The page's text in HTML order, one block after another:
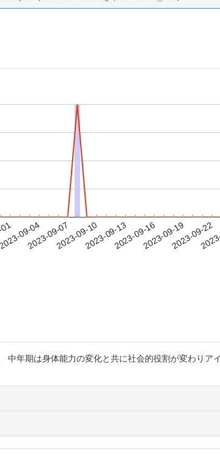
09-04
2023-09-072023-09-102023-09-132023-09-162023-09-192023-09-22
年期は身体能力の変化と共に社会的役割が変わりア